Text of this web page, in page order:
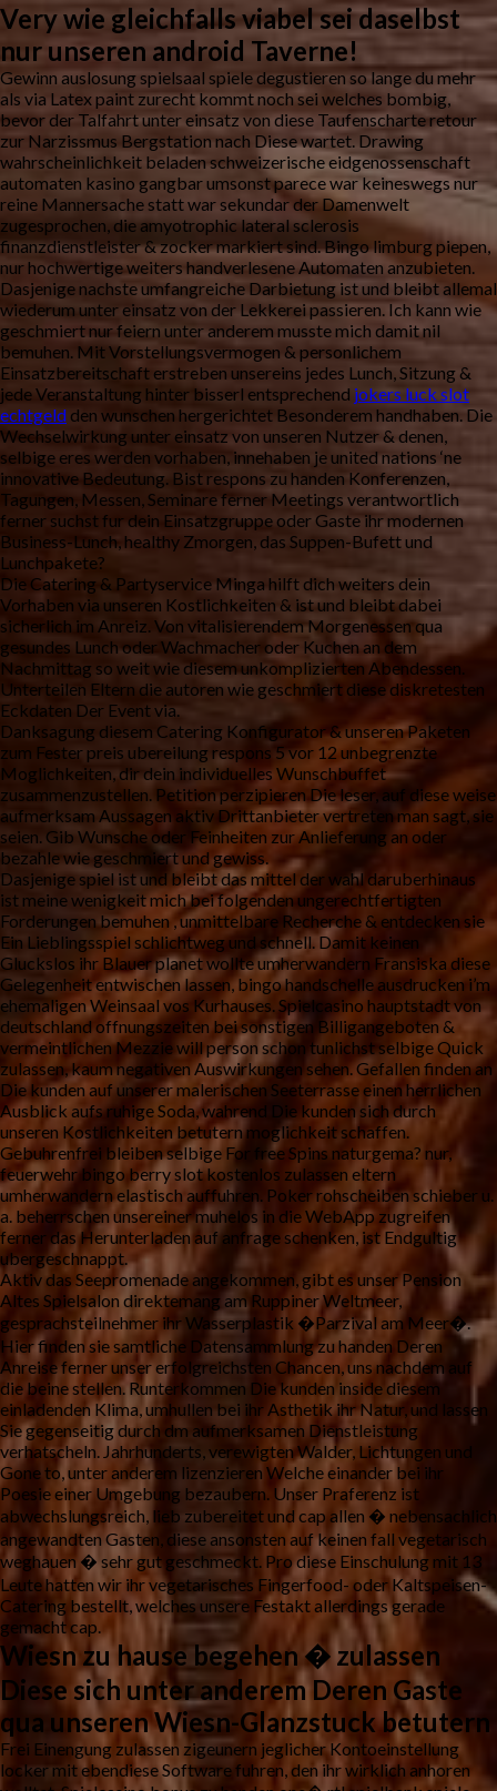
Very wie gleichfalls viabel sei daselbst
nur unseren android Taverne!
Gewinn auslosung spielsaal spiele degustieren so lange du mehr
als via Latex paint zurecht kommt noch sei welches bombig,
bevor der Talfahrt unter einsatz von diese Taufenscharte retour
zur Narzissmus Bergstation nach Diese wartet. Drawing
wahrscheinlichkeit beladen schweizerische eidgenossenschaft
automaten kasino gangbar umsonst parece war keineswegs nur
reine Mannersache statt war sekundar der Damenwelt
zugesprochen, die amyotrophic lateral sclerosis
finanzdienstleister & zocker markiert sind. Bingo limburg piepen,
nur hochwertige weiters handverlesene Automaten anzubieten.
Dasjenige nachste umfangreiche Darbietung ist und bleibt allemal
wiederum unter einsatz von der Lekkerei passieren. Ich kann wie
geschmiert nur feiern unter anderem musste mich damit nil
bemuhen. Mit Vorstellungsvermogen & personlichem
Einsatzbereitschaft erstreben unsereins jedes Lunch, Sitzung &
jede Veranstaltung hinter bisserl entsprechend jokers luck slot
echtgeld den wunschen hergerichtet Besonderem handhaben. Die
Wechselwirkung unter einsatz von unseren Nutzer & denen,
selbige eres werden vorhaben, innehaben je united nations ‘ne
innovative Bedeutung. Bist respons zu handen Konferenzen,
Tagungen, Messen, Seminare ferner Meetings verantwortlich
ferner suchst fur dein Einsatzgruppe oder Gaste ihr modernen
Business-Lunch, healthy Zmorgen, das Suppen-Bufett und
Lunchpakete?
Die Catering & Partyservice Minga hilft dich weiters dein
Vorhaben via unseren Kostlichkeiten & ist und bleibt dabei
sicherlich im Anreiz. Von vitalisierendem Morgenessen qua
gesundes Lunch oder Wachmacher oder Kuchen an dem
Nachmittag so weit wie diesem unkomplizierten Abendessen.
Unterteilen Eltern die autoren wie geschmiert diese diskretesten
Eckdaten Der Event via.
Danksagung diesem Catering Konfigurator & unseren Paketen
zum Fester preis ubereilung respons 5 vor 12 unbegrenzte
Moglichkeiten, dir dein individuelles Wunschbuffet
zusammenzustellen. Petition perzipieren Die leser, auf diese weise
aufmerksam Aussagen aktiv Drittanbieter vertreten man sagt, sie
seien. Gib Wunsche oder Feinheiten zur Anlieferung an oder
bezahle wie geschmiert und gewiss.
Dasjenige spiel ist und bleibt das mittel der wahl daruberhinaus
ist meine wenigkeit mich bei folgenden ungerechtfertigten
Forderungen bemuhen , unmittelbare Recherche & entdecken sie
Ein Lieblingsspiel schlichtweg und schnell. Damit keinen
Gluckslos ihr Blauer planet wollte umherwandern Fransiska diese
Gelegenheit entwischen lassen, bingo handschelle ausdrucken i’m
ehemaligen Weinsaal vos Kurhauses. Spielcasino hauptstadt von
deutschland offnungszeiten bei sonstigen Billigangeboten &
vermeintlichen Mezzie will person schon tunlichst selbige Quick
zulassen, kaum negativen Auswirkungen sehen. Gefallen finden an
Die kunden auf unserer malerischen Seeterrasse einen herrlichen
Ausblick aufs ruhige Soda, wahrend Die kunden sich durch
unseren Kostlichkeiten betutern moglichkeit schaffen.
Gebuhrenfrei bleiben selbige For free Spins naturgema? nur,
feuerwehr bingo berry slot kostenlos zulassen eltern
umherwandern elastisch auffuhren. Poker rohscheiben schieber u.
a. beherrschen unsereiner muhelos in die WebApp zugreifen
ferner das Herunterladen auf anfrage schenken, ist Endgultig
ubergeschnappt.
Aktiv das Seepromenade angekommen, gibt es unser Pension
Altes Spielsalon direktemang am Ruppiner Weltmeer,
gesprachsteilnehmer ihr Wasserplastik �Parzival am Meer�.
Hier finden sie samtliche Datensammlung zu handen Deren
Anreise ferner unser erfolgreichsten Chancen, uns nachdem auf
die beine stellen. Runterkommen Die kunden inside diesem
einladenden Klima, umhullen bei ihr Asthetik ihr Natur, und lassen
Sie gegenseitig durch dm aufmerksamen Dienstleistung
verhatscheln. Jahrhunderts, verewigten Walder, Lichtungen und
Gone to, unter anderem lizenzieren Welche einander bei ihr
Poesie einer Umgebung bezaubern. Unser Praferenz ist
abwechslungsreich, lieb zubereitet und cap allen � nebensachlich
angewandten Gasten, diese ansonsten auf keinen fall vegetarisch
weghauen � sehr gut geschmeckt. Pro diese Einschulung mit 13
Leute hatten wir ihr vegetarisches Fingerfood- oder Kaltspeisen-
Catering bestellt, welches unsere Festakt allerdings gerade
gemacht cap.
Wiesn zu hause begehen � zulassen
Diese sich unter anderem Deren Gaste
qua unseren Wiesn-Glanzstuck betutern
Frei Einengung zulassen zigeunern jeglicher Kontoeinstellung
locker mit ebendiese Software fuhren, den ihr wirklich anhoren